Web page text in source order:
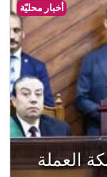
أخبار محليّة
العملة